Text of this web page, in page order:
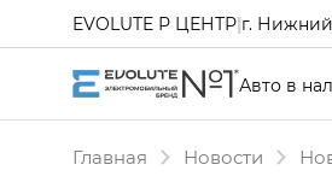
EVOLUTE Р ЦЕНТР|г.
Авто в
Главная Новости